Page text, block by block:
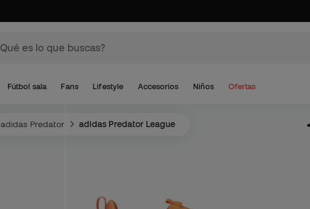
Fútbol sala Fans Lifestyle Accesorios Niños Ofertas
adidas Predator adidas Predator League